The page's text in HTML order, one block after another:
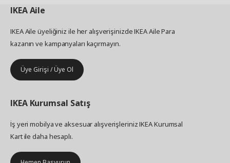
IKEAAile
IKEA Aile üyeliğiniz ile her alışverişinizde IKEA Aile Para
kazanın ve kampanyaları kaçırmayın.
Üye Girişi / Üye Ol
IKEA Kurumsal Satış
İş yeri mobilya ve aksesuar alışverişleriniz IKEA Kurumsal
Kart ile daha hesaplı.